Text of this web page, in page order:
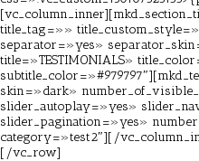
title_tag=»»
separator=»yes»
title=»TESTIMONIALS»
skin=»dark»
slider_autoplay=»yes»
slider_pagination=»yes»
category=»test2″][/
[/vc_row]